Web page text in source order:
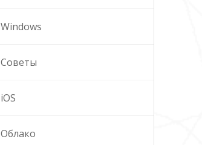
Windows
Советы
iOS
Облако